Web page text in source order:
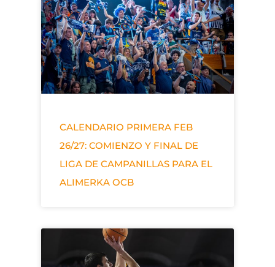
CALENDARIO PRIMERA FEB
26/27: COMIENZO Y FINAL DE
LIGA DE CAMPANILLAS PARA EL
ALIMERKA OCB